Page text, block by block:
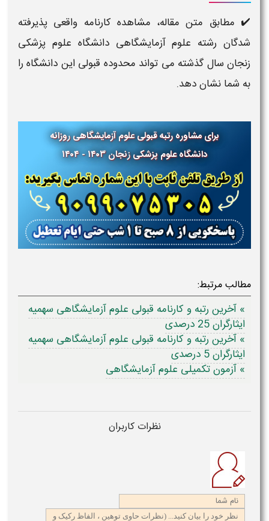
✔️ مطابق متن مقاله، مشاهده کارنامه واقعی پذیرفته
شدگان رشته علوم آزمایشگاهی دانشگاه علوم پزشکی
زنجان سال گذشته می تواند محدوده قبولی این دانشگاه را
به شما نشان دهد.
برای مشاوره رتبه قبولیعلوم آزمایشگاهیروزانه
دانشگاه علوم پزشکیزنجان ۱۴۰۳ - ۱۴۰۴
مطالب مرتبط:
» آخرین رتبه و کارنامه قبولی علوم آزمایشگاهی سهمیه
ایثارگران 25 درصدی
» آخرین رتبه و کارنامه قبولی علوم آزمایشگاهی سهمیه
ایثارگران 5 درصدی
» آزمون تکمیلی علوم آزمایشگاهی
نظرات کاربران